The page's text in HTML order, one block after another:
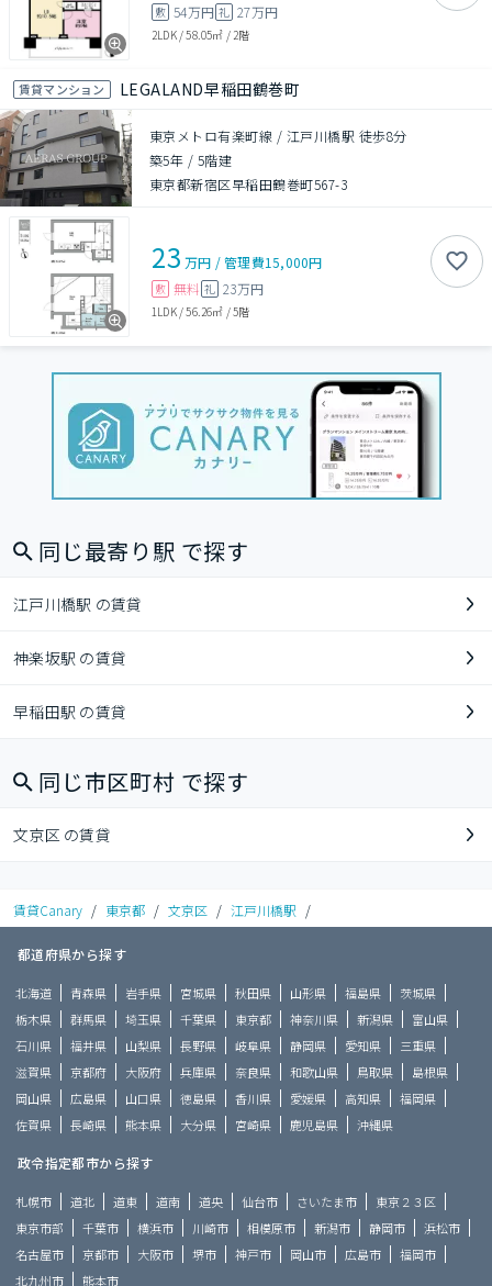
敷 54万円 礼 27万円
2LDK/58.05㎡ / 2階
賃貸マンション LEGALAND早稲田鶴巻町
東京メトロ有楽町線 / 江戸川橋駅 徒歩8分
築5年 / 5階建
東京都新宿区早稲田鶴巻町567-3
23 万円 /管理費15,000円
敷 無料 礼 23万円
1LDK/56.26㎡ /5階
同じ最寄り駅 で探す
江戸川橋駅 の賃貸
神楽坂駅 の賃貸
早稲田駅 の賃貸
同じ市区町村 で探す
文京区 の賃貸
賃貸Canary / 東京都 / 文京区 / 江戸川橋駅 /
都道府県から探す
北海道 青森県 岩手県 宮城県 秋田県 山形県 福島県
茨城県
栃木県
群馬県 埼玉県 千葉県 東京都 神奈川県 新潟県
富山県
石川県
福井県 山梨県 長野県 岐阜県 静岡県 愛知県
三重県
滋賀県
京都府 大阪府 兵庫県 奈良県 和歌山県 鳥取県
島根県
岡山県
広島県 山口県 徳島県 香川県 愛媛県 高知県
福岡県
佐賀県
長崎県 熊本県 大分県 宮崎県 鹿児島県 沖縄県
政令指定都市から探す
札幌市 道北 道東 道南 道央 仙台市 さいたま市
東京２３区
東京市部
千葉市 横浜市 川崎市 相模原市 新潟市 静岡市
浜松市
名古屋市
京都市 大阪市 堺市 神戸市 岡山市 広島市
福岡市
北九州市
熊本市